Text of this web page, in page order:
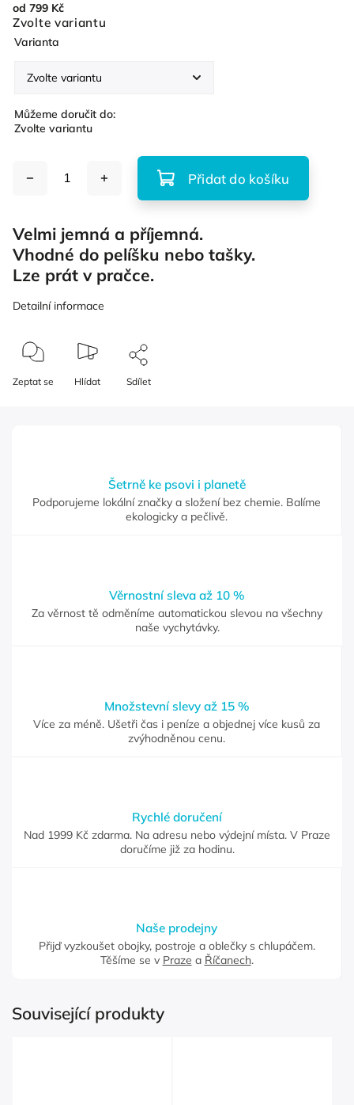
od 799 Kč
Zvolte variantu
Varianta
Můžeme doručit do:
Zvolte variantu
Přidat do košíku
Velmi jemná a příjemná.
Vhodné do pelíšku nebo tašky.
Lze prát v pračce.
Detailní informace
Zeptat se Hlídat Sdílet
Šetrně ke psovi i planetě
Podporujeme lokální značky a složení bez chemie. Balíme
ekologicky a pečlivě.
Věrnostní sleva až 10 %
Za věrnost tě odměníme automatickou slevou na všechny
naše vychytávky.
Množstevní slevy až 15 %
Více za méně. Ušetři čas i peníze a objednej více kusů za
zvýhodněnou cenu.
Rychlé doručení
Nad 1999 Kč zdarma. Na adresu nebo výdejní místa. V Praze
doručíme již za hodinu.
Naše prodejny
Přijď vyzkoušet obojky, postroje a oblečky s chlupáčem.
Těšíme se v Praze a Říčanech.
Související produkty